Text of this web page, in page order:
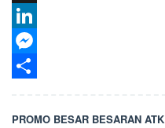
X
LinkedIn
Messenger
PROMO BESAR BESARAN ATK